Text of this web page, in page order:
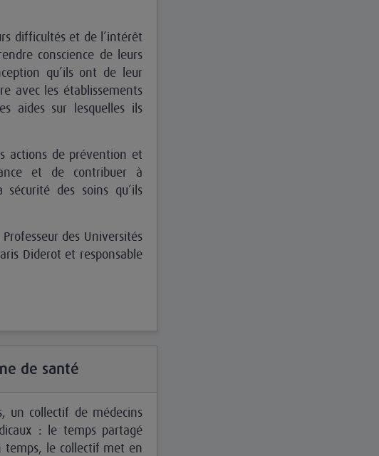
difficultés et de l’intérêt
conscience de leurs
qu’ils ont de leur
avec les établissements
aides sur lesquelles ils
actions de prévention et
et de contribuer à
des soins qu’ils
des Universités
Diderot et responsable
de santé
un collectif de médecins
: le temps partagé
temps, le collectif met en